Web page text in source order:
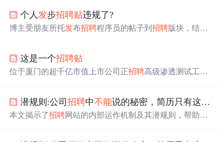
个人 发步招聘贴违规了?
博主受朋友所托发布招聘程序员的帖子到招聘版块，结果
这是一个招聘贴
位于厦门的超千亿市值上市公司正招聘高级渗透测试工程
技术研究。
潜规则:公司招聘中不能说的秘密，简历只有这么
本文揭示了招聘网站的内部运作机制及其潜规则，帮助求